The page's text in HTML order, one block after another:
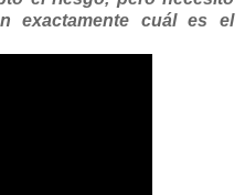
exactamente cuál es el